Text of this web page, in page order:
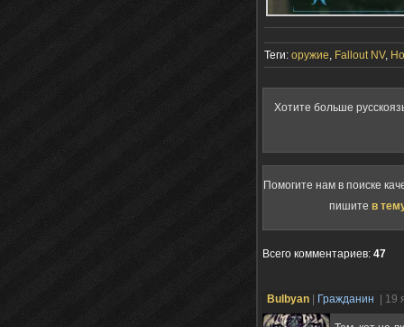
Теги: оружие, Fallout NV,
Хотите больше
Помогите нам в поиске
пишите в
Всего комментариев: 47
Bulbyan Гражданин | 19